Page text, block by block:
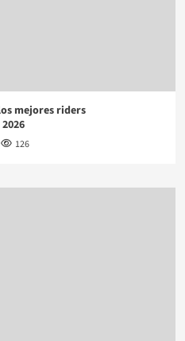
mejores riders
126